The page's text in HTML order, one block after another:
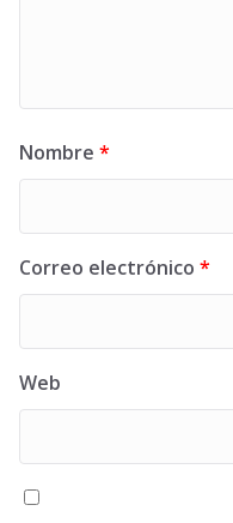
Nombre *
Correo electrónico *
Web